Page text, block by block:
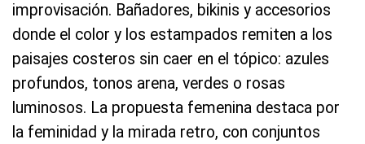
improvisación. Bañadores, bikinis y accesorios
donde el color y los estampados remiten a los
paisajes costeros sin caer en el tópico: azules
profundos, tonos arena, verdes o rosas
luminosos. La propuesta femenina destaca por
la feminidad y la mirada retro, con conjuntos